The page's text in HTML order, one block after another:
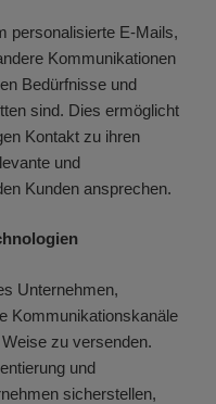
personalisierte E-Mails,
Kommunikationen
Bedürfnisse und
sind. Dies ermöglicht
Kontakt zu ihren
und
Kunden ansprechen.
Unternehmen,
Kommunikationskanäle
zu versenden.
und
sicherstellen,